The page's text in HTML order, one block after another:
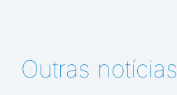
Outras notícias